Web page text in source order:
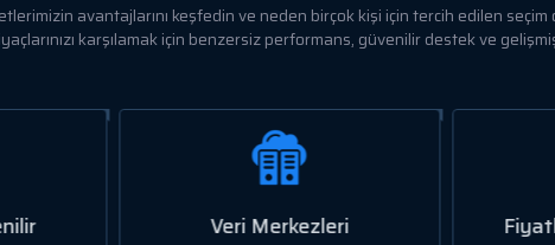
avantajlarını keşfedin ve neden birçok kişi için tercih edilen
karşılamak için benzersiz performans, güvenilir destek ve
Fiyatlandırma ve